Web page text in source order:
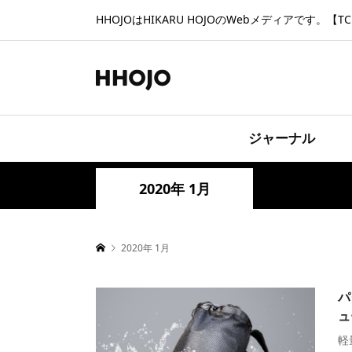
HHOJOはHIKARU HOJOのWebメディアです。【
ジャーナル
2020年 1月
2020年 1月
軽